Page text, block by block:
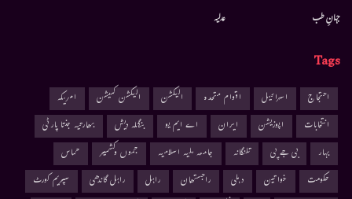
جہانِ طب
عدلیہ
Tags
احتجاج اسرائیل اقوام متحدہ الیکشن الیکشن کمیشن
امریکہ
انتخابات
اپوزیشن ایران اے ایم یو بنگلہ دیش
بھارتیہ جنتا پارٹی
بہار
بی جے پی تلنگانہ جامعہ ملیہ اسلامیہ جموں وکشمیر
حماس
حکومت
خواتین دہلی راجستھان راہل راہل گاندھی
سپریم کورٹ